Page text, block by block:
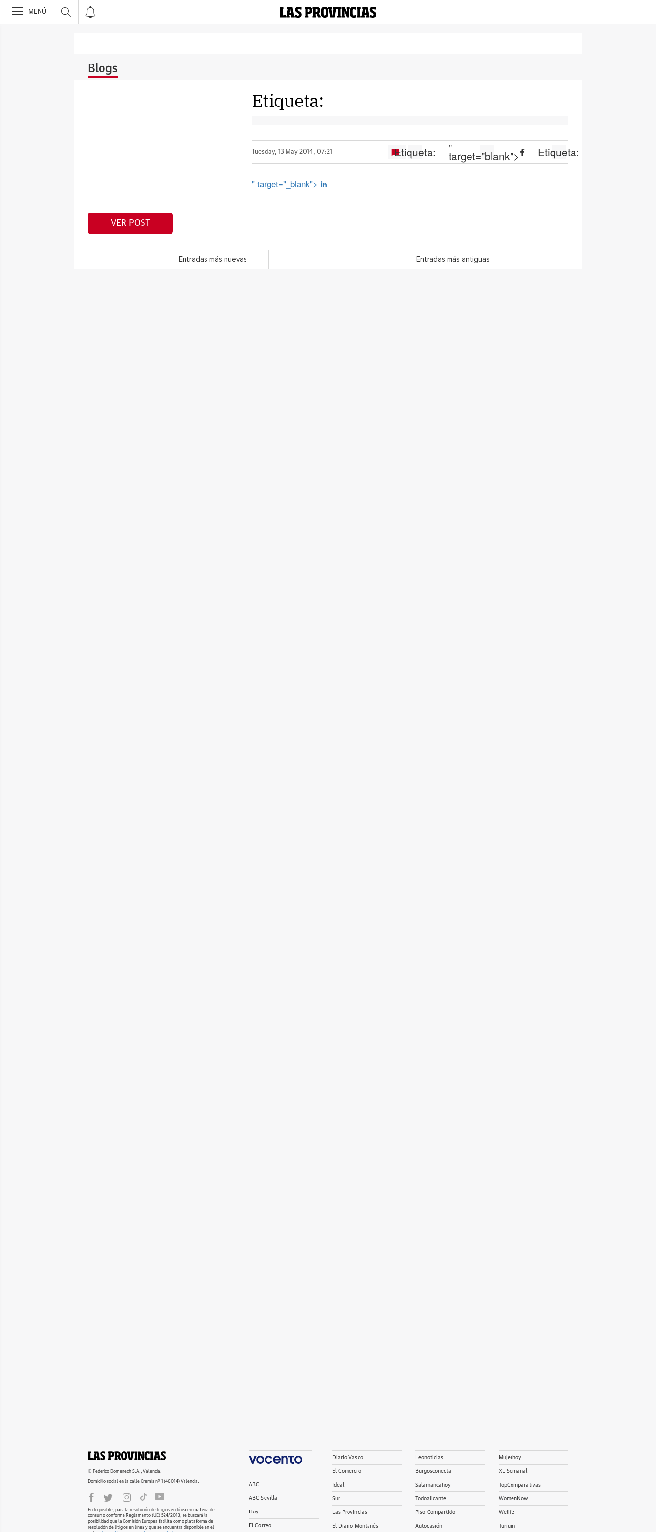
>
MENÚ
Blogs
Etiqueta:
Tuesday, 13 May 2014, 07:21 Etiqueta: "
target="blank"> Etiqueta:
" target="_blank">
VER POST
Entradas más nuevas Entradas más antiguas
© Federico Domenech S.A., Valencia.
Domicilio social en la calle Gremis nº 1 (46014) Valencia.
En lo posible, para la resolución de litigios en línea en materia de
consumo conforme Reglamento (UE) 524/2013, se buscará la
posibilidad que la Comisión Europea facilita como plataforma de
resolución de litigios en línea y que se encuentra disponible en el
ABC
ABC Sevilla
Hoy
El Correo
Diario Vasco
El Comercio
Ideal
Sur
Las Provincias
El Diario Montañés
Leonoticias
Burgosconecta
Salamancahoy
Todoalicante
Piso Compartido
Autocasión
Mujerhoy
XL Semanal
TopComparativas
WomenNow
Welife
Turium